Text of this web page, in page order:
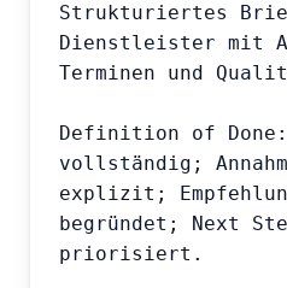
Strukturiertes
Dienstleister mit
Terminen und
Definition of
vollständig;
explizit;
begründet; Next
priorisiert.